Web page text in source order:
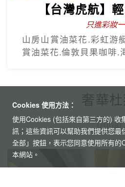
Cookies 使用方法：
使用Cookies (包括來自第三方的) 收
訊；這些資訊可以幫助我們提供您
全部」按鈕，表示您同意使用所有的
本網站。
【台灣虎航】
只進彩妝
山房山賞油菜花.彩虹游
賞油菜花.倫敦貝果咖啡.
奢華
Dubai